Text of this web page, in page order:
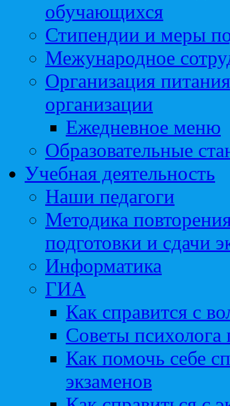
обучающихся
Стипендии и меры
Межународное
Организация
организации
Ежедневное меню
Образовательные
Учебная деятельность
Наши педагоги
Методика
подготовки и сдачи
Информатика
ГИА
Как справится с
Советы
Как помочь себе
экзаменов